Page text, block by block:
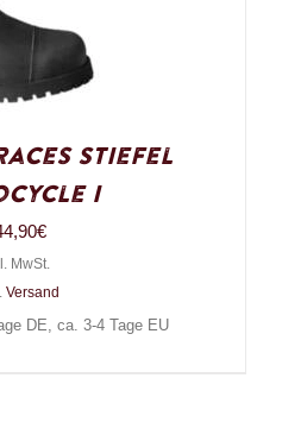
Stiefel
I
€
MwSt.
Versand
DE, ca. 3-4 Tage EU